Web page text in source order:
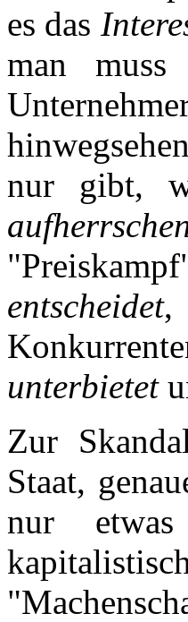
es das
man muss
nur gibt,
entscheidet,
unterbietet
Zur
Staat,
nur